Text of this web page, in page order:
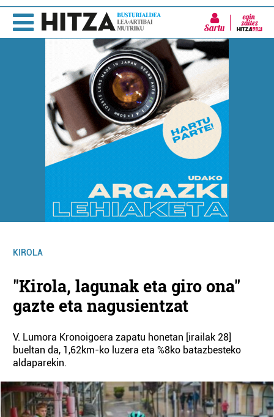
Sartu
KIROLA
"Kirola, lagunak eta giro ona"
gazte eta nagusientzat
V. Lumora Kronoigoera zapatu honetan [irailak 28]
bueltan da, 1,62km-ko luzera eta %8ko batazbesteko
aldaparekin.